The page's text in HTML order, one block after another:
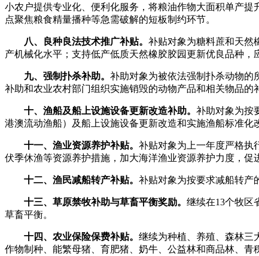
小农户提供专业化、便利化服务，将粮油作物大面积单产
点聚焦粮食精量播种等急需破解的短板制约环节。
八、良种良法技术推广补贴。 补贴对象为糖料蔗和天然
产机械化水平；支持低产低质天然橡胶胶园更新优良品种，
九、强制扑杀补助。 补助对象为被依法强制扑杀动物的
补助和农业农村部门组织实施销毁的动物产品和相关物品的
十、渔船及船上设施设备更新改造补助。 补助对象为按
港澳流动渔船）及船上设施设备更新改造和实施渔船标准化
十一、渔业资源养护补贴。 补贴对象为上一年度严格执
伏季休渔等资源养护措施，加大海洋渔业资源养护力度，促
十二、渔民减船转产补贴。 补贴对象为按要求减船转产
十三、草原禁牧补助与草畜平衡奖励。 继续在13个牧区
草畜平衡。
十四、农业保险保费补贴。 继续为种植、养殖、森林三
作物制种、能繁母猪、育肥猪、奶牛、公益林和商品林、